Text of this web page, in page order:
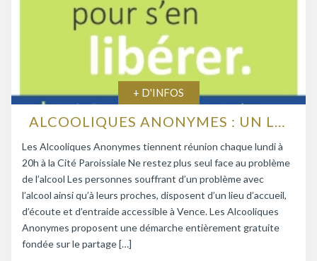
+ D'INFOS
ALCOOLIQUES ANONYMES : UN LIEU D’ÉCOUTE ET D’ENTRAIDE
Les Alcooliques Anonymes tiennent réunion chaque lundi à
20h à la Cité Paroissiale Ne restez plus seul face au problème
de l’alcool Les personnes souffrant d’un problème avec
l’alcool ainsi qu’à leurs proches, disposent d’un lieu d’accueil,
d’écoute et d’entraide accessible à Vence. Les Alcooliques
Anonymes proposent une démarche entièrement gratuite
fondée sur le partage […]